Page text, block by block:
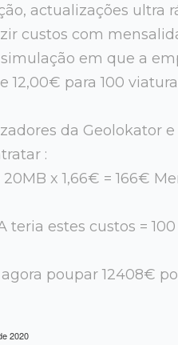
actualizações ultra
custos com
em que a
12,00€ para 100
da Geolokator
:
x 1,66€ = 166€
teria estes custos =
poupar 12408€
2020